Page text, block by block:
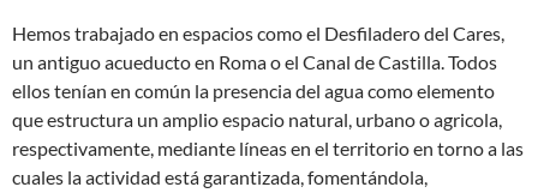
Hemos trabajado en espacios como el Desfiladero del Cares,
un antiguo acueducto en Roma o el Canal de Castilla. Todos
ellos tenían en común la presencia del agua como elemento
que estructura un amplio espacio natural, urbano o agricola,
respectivamente, mediante líneas en el territorio en torno a las
cuales la actividad está garantizada, fomentándola,